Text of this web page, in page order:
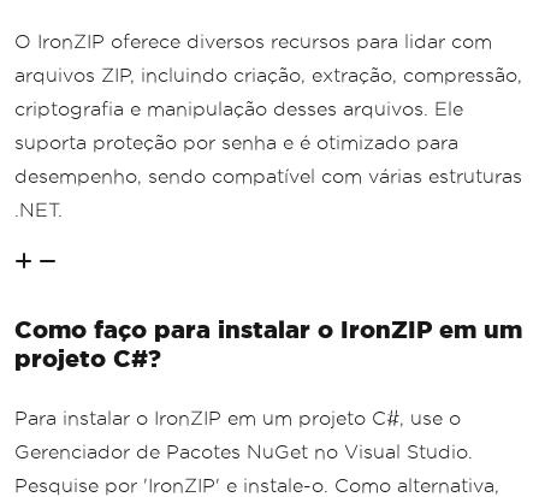
O IronZIP oferece diversos recursos para lidar com
arquivos ZIP, incluindo criação, extração, compressão,
criptografia e manipulação desses arquivos. Ele
suporta proteção por senha e é otimizado para
desempenho, sendo compatível com várias estruturas
.NET.
Como faço para instalar o IronZIP em um
projeto C#?
Para instalar o IronZIP em um projeto C#, use o
Gerenciador de Pacotes NuGet no Visual Studio.
Pesquise por 'IronZIP' e instale-o. Como alternativa,